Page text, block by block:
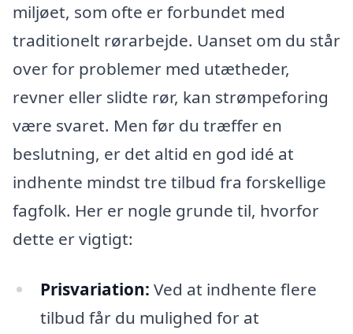
miljøet, som ofte er forbundet med
traditionelt rørarbejde. Uanset om du står
over for problemer med utætheder,
revner eller slidte rør, kan strømpeforing
være svaret. Men før du træffer en
beslutning, er det altid en god idé at
indhente mindst tre tilbud fra forskellige
fagfolk. Her er nogle grunde til, hvorfor
dette er vigtigt:
Prisvariation: Ved at indhente flere
tilbud får du mulighed for at